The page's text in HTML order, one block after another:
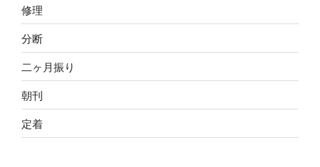
修理
分断
二ヶ月振り
朝刊
定着